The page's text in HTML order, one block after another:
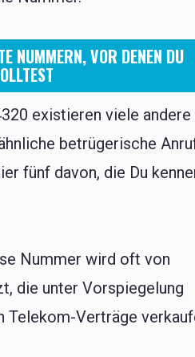
NUMMERN, VOR DENEN DU
existieren viele andere
betrügerische
fünf davon, die Du
Nummer wird oft von
die unter Vorspiegelung
Telekom-Verträge